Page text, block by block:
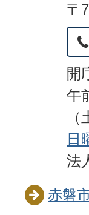
〒
開
午
日
法
赤磐